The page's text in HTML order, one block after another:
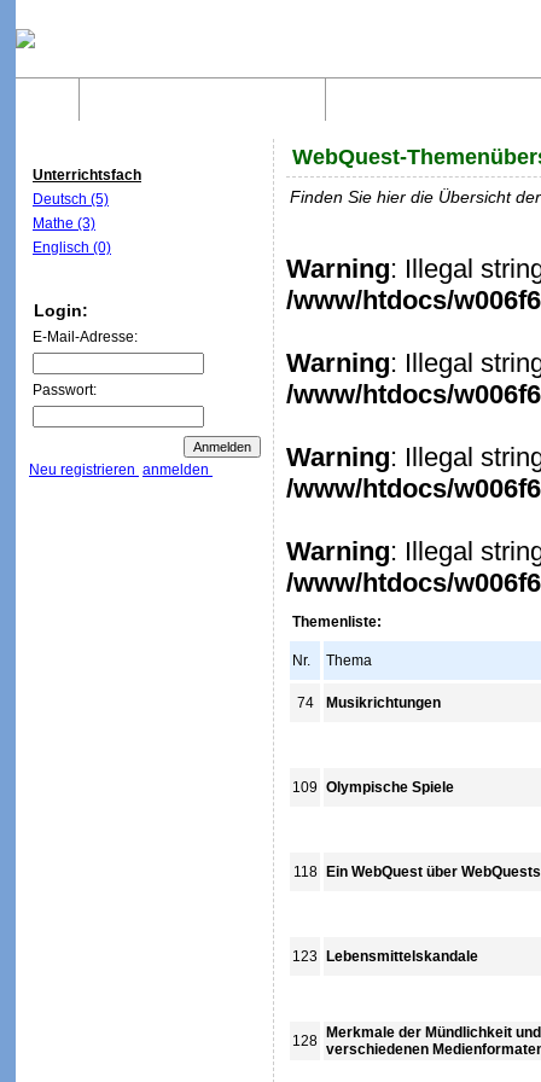
Unterrichtsfach
Deutsch (5)
Mathe (3)
Englisch (0)
Login:
E-Mail-Adresse:
Passwort:
Neu registrieren anmelden
WebQuest-
Finden Sie hier die Übersicht
Warning: Illegal
/www/htdocs/
Warning: Illegal
/www/htdocs/
Warning: Illegal
/www/htdocs/
Warning: Illegal
/www/htdocs/
Themenliste:
Nr. Thema
74 Musikrichtungen
109 Olympische Spiele
118 Ein WebQuest über WebQuests
123 Lebensmittelskandale
128
Merkmale der Mündlichkeit
verschiedenen